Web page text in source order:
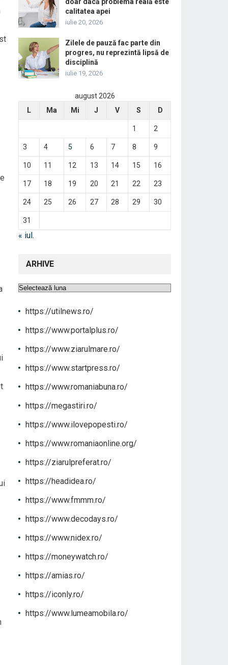
calitatea apei
iulie 20, 2026
Zilele de pauză fac parte din
progres, nu reprezintă lipsă de
disciplină
iulie 19, 2026
august 2026
L
Ma Mi J V S D
1 2
3 4 5 6 7 8 9
10 11 12 13 14 15 16
17 18 19 20 21 22 23
24 25 26 27 28 29 30
31
« iul.
ARHIVE
Arhive
https://utilnews.ro/
https://www.portalplus.ro/
https://www.ziarulmare.ro/
https://www.startpress.ro/
https://www.romaniabuna.ro/
https://megastiri.ro/
https://www.ilovepopesti.ro/
https://www.romaniaonline.org/
https://ziarulpreferat.ro/
https://headidea.ro/
https://www.fmmm.ro/
https://www.decodays.ro/
https://www.nidex.ro/
https://moneywatch.ro/
https://amias.ro/
https://iconly.ro/
https://www.lumeamobila.ro/